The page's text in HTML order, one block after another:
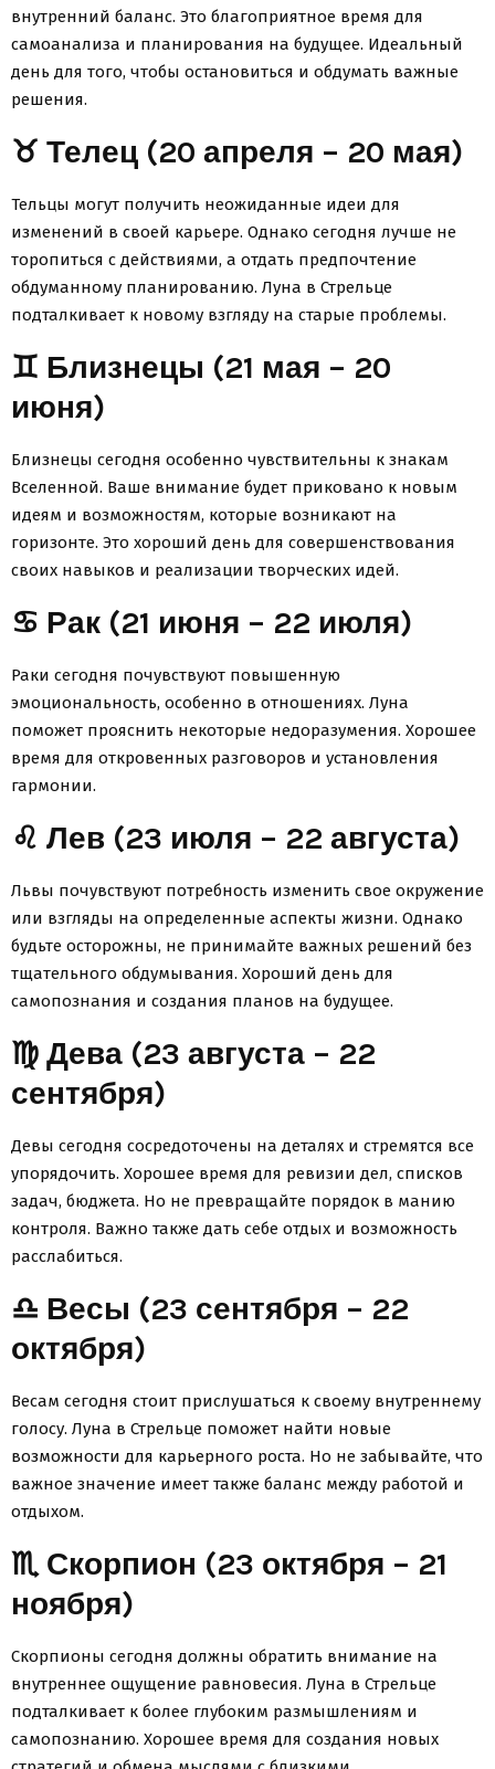
внутренний баланс. Это благоприятное время для
самоанализа и планирования на будущее. Идеальный
день для того, чтобы остановиться и обдумать важные
решения.
♉ Телец (20 апреля – 20 мая)
Тельцы могут получить неожиданные идеи для
изменений в своей карьере. Однако сегодня лучше не
торопиться с действиями, а отдать предпочтение
обдуманному планированию. Луна в Стрельце
подталкивает к новому взгляду на старые проблемы.
♊ Близнецы (21 мая – 20
июня)
Близнецы сегодня особенно чувствительны к знакам
Вселенной. Ваше внимание будет приковано к новым
идеям и возможностям, которые возникают на
горизонте. Это хороший день для совершенствования
своих навыков и реализации творческих идей.
♋ Рак (21 июня – 22 июля)
Раки сегодня почувствуют повышенную
эмоциональность, особенно в отношениях. Луна
поможет прояснить некоторые недоразумения. Хорошее
время для откровенных разговоров и установления
гармонии.
♌ Лев (23 июля – 22 августа)
Львы почувствуют потребность изменить свое окружение
или взгляды на определенные аспекты жизни. Однако
будьте осторожны, не принимайте важных решений без
тщательного обдумывания. Хороший день для
самопознания и создания планов на будущее.
♍ Дева (23 августа – 22
сентября)
Девы сегодня сосредоточены на деталях и стремятся все
упорядочить. Хорошее время для ревизии дел, списков
задач, бюджета. Но не превращайте порядок в манию
контроля. Важно также дать себе отдых и возможность
расслабиться.
♎ Весы (23 сентября – 22
октября)
Весам сегодня стоит прислушаться к своему внутреннему
голосу. Луна в Стрельце поможет найти новые
возможности для карьерного роста. Но не забывайте, что
важное значение имеет также баланс между работой и
отдыхом.
♏ Скорпион (23 октября – 21
ноября)
Скорпионы сегодня должны обратить внимание на
внутреннее ощущение равновесия. Луна в Стрельце
подталкивает к более глубоким размышлениям и
самопознанию. Хорошее время для создания новых